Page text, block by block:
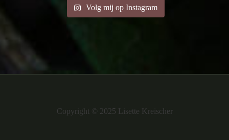
Volg mij op Instagram
Copyright © 2025 Lisette Kreischer